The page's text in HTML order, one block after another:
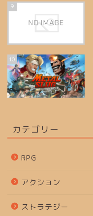
9
10
カテゴリー
RPG
アクション
ストラテジー